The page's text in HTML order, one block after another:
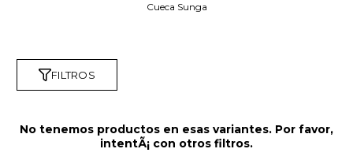
Cueca Sunga
FILTROS
No tenemos productos en esas variantes. Por favor,
intentÃ¡ con otros filtros.